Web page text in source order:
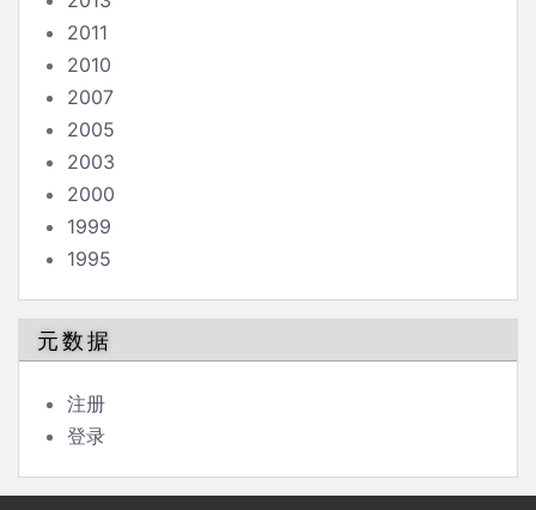
2011
2010
2007
2005
2003
2000
1999
1995
元数据
注册
登录